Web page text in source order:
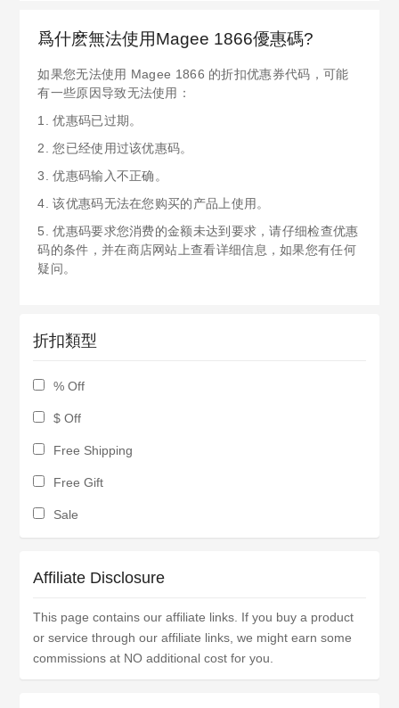
爲什麽無法使用Magee 1866優惠碼?
如果您无法使用 Magee 1866 的折扣优惠券代码，可能
有一些原因导致无法使用：
1. 优惠码已过期。
2. 您已经使用过该优惠码。
3. 优惠码输入不正确。
4. 该优惠码无法在您购买的产品上使用。
5. 优惠码要求您消费的金额未达到要求，请仔细检查优惠
码的条件，并在商店网站上查看详细信息，如果您有任何
疑问。
折扣類型
% Off
$ Off
Free Shipping
Free Gift
Sale
Affiliate Disclosure
This page contains our affiliate links. If you buy a product
or service through our affiliate links, we might earn some
commissions at NO additional cost for you.